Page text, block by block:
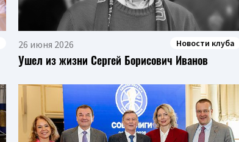
26 июня 2026 Новости клуба
Ушел из жизни Сергей Борисович Иванов